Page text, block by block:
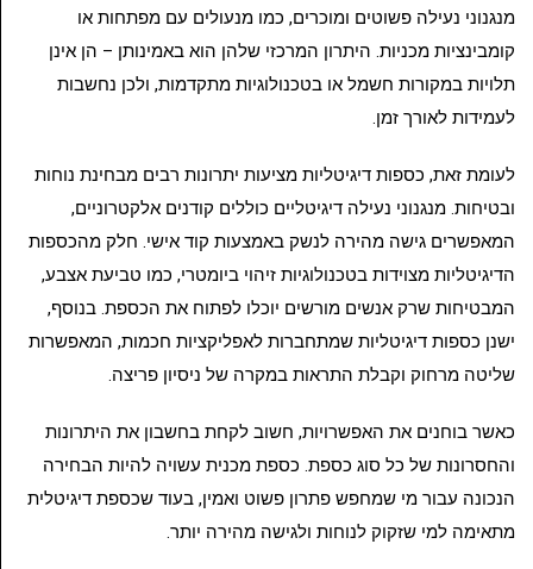
מנגנוני נעילה פשוטים ומוכרים, כמו מנעולים עם מפתחות או
קומבינציות מכניות. היתרון המרכזי שלהן הוא באמינותן – הן אינן
תלויות במקורות חשמל או בטכנולוגיות מתקדמות, ולכן נחשבות
לעמידות לאורך זמן.
לעומת זאת, כספות דיגיטליות מציעות יתרונות רבים מבחינת נוחות
ובטיחות. מנגנוני נעילה דיגיטליים כוללים קודנים אלקטרוניים,
המאפשרים גישה מהירה לנשק באמצעות קוד אישי. חלק מהכספות
הדיגיטליות מצוידות בטכנולוגיות זיהוי ביומטרי, כמו טביעת אצבע,
המבטיחות שרק אנשים מורשים יוכלו לפתוח את הכספת. בנוסף,
ישנן כספות דיגיטליות שמתחברות לאפליקציות חכמות, המאפשרות
שליטה מרחוק וקבלת התראות במקרה של ניסיון פריצה.
כאשר בוחנים את האפשרויות, חשוב לקחת בחשבון את היתרונות
והחסרונות של כל סוג כספת. כספת מכנית עשויה להיות הבחירה
הנכונה עבור מי שמחפש פתרון פשוט ואמין, בעוד שכספת דיגיטלית
מתאימה למי שזקוק לנוחות ולגישה מהירה יותר.